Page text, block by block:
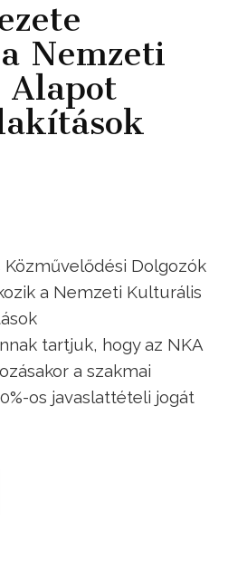
Nemzeti
Dolgozók
a Nemzeti Kulturális
tartjuk, hogy az NKA
a szakmai
os javaslattételi jogát